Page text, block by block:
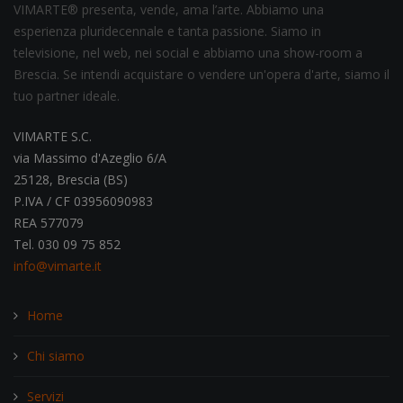
VIMARTE® presenta, vende, ama l’arte. Abbiamo una
esperienza pluridecennale e tanta passione. Siamo in
televisione, nel web, nei social e abbiamo una show-room a
Brescia. Se intendi acquistare o vendere un'opera d'arte, siamo il
tuo partner ideale.
VIMARTE S.C.
via Massimo d'Azeglio 6/A
25128, Brescia (BS)
P.IVA / CF 03956090983
REA 577079
Tel. 030 09 75 852
info@vimarte.it
Home
Chi siamo
Servizi